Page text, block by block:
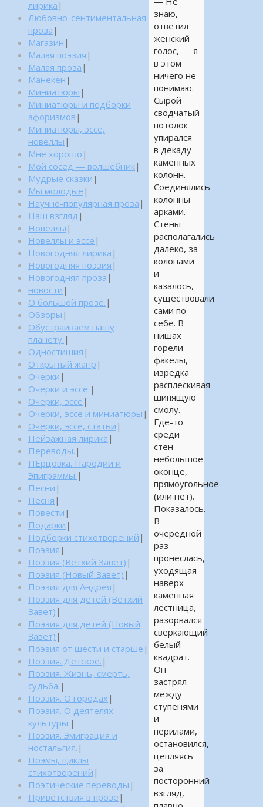
знаю, –
ответил
женский
голос, — я
в этом
ничего не
понимаю.
Сырой
сводчатый
потолок
упирался
в декаду
каменных
колонн.
Соединялись
колонны
арками.
Стены
располагались
далеко, за
колонами
и
казалось,
существовали
сами по
себе. В
нишах
горели
факелы,
изредка
расплескивая
шипящую
смолу.
Где-то
среди
стен
небольшое
оконце,
прямоугольное
(или нет).
Показалось.
В
очередной
раз
пронеслась,
уходящая
наверх
каменная
лестница,
разорвался
сверкающий
белый
квадрат.
Он
застрял
между
ступенями
и
перилами,
остановился,
цепляясь
за
посторонний
взгляд,
лирика |
Любовно-сентиментальная
проза |
Магазин |
Малая поэзия |
Малая проза |
Манекен |
Миниатюры |
Миниатюры и подборки
афоризмов |
Миниатюры, эссе,
новеллы |
Мне хорошо |
Мой сосед — волшебник|
Мудрые сказки |
Мы молодые |
Научно-популярная проза |
Наш взгляд |
Новеллы |
Новеллы и эссе |
Новогодняя лирика |
Новогодняя поэзия |
Новогодняя проза |
новости |
О большой прозе. |
Обзоры |
Обустраиваем нашу
планету. |
Одностишия |
Открытый жанр |
Очерки |
Очерки и эссе. |
Очерки, эссе |
Очерки, эссе и миниатюры |
Очерки, эссе, статьи |
Пейзажная лирика |
Переводы. |
ПЕрцовка. Пародии и
Эпиграммы. |
Песни |
Песня |
Повести |
Подарки |
Подборки стихотворений |
Поэзия |
Поэзия (Ветхий Завет) |
Поэзия (Новый Завет) |
Поэзия для Андрея |
Поэзия для детей (Ветхий
Завет) |
Поэзия для детей (Новый
Завет) |
Поэзия от шести и старше |
Поэзия. Детское. |
Поэзия. Жизнь, смерть,
судьба. |
Поэзия. О городах |
Поэзия. О деятелях
культуры. |
Поэзия. Эмиграция и
ностальгия. |
Поэмы, циклы
стихотворений |
Поэтические переводы |
Приветствия в прозе |